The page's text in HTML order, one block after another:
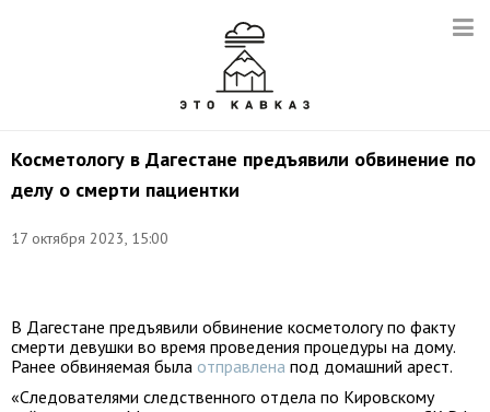
Косметологу в Дагестане предъявили обвинение по
делу о смерти пациентки
17 октября 2023, 15:00
с
В Дагестане предъявили обвинение косметологу по факту
смерти девушки во время проведения процедуры на дому.
Ранее обвиняемая была отправлена под домашний арест.
«Следователями следственного отдела по Кировскому